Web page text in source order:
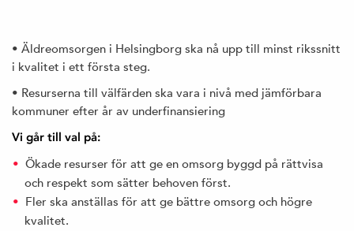
• Äldreomsorgen i Helsingborg ska nå upp till minst rikssnitt
i kvalitet i ett första steg.
• Resurserna till välfärden ska vara i nivå med jämförbara
kommuner efter år av underfinansiering
Vi går till val på:
Ökade resurser för att ge en omsorg byggd på rättvisa
och respekt som sätter behoven först.
Fler ska anställas för att ge bättre omsorg och högre
kvalitet.